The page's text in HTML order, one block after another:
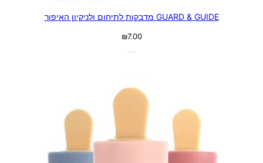
GUARD & GUIDE מדבקות לתיחום ולניקיון האיפור
₪7.00